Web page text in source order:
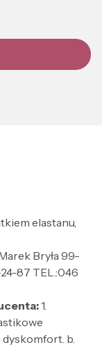
elastanu,
Bryła 99-
87 TEL.:046
1.
b.